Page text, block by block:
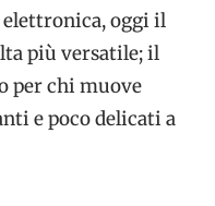
oggi il
più versatile; il
per chi muove
e poco delicati a